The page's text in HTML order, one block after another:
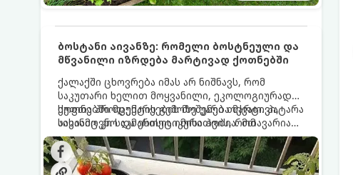
ბოსტანი აივანზე: რომელი ბოსტნეული და
მწვანილი იზრდება მარტივად ქოთნებში
ქალაქში ცხოვრება იმას არ ნიშნავს, რომ
საკუთარი ხელით მოყვანილი, ეკოლოგიურად
სუფთა პროდუქტის გემოზე უარი თქვათ. პატარა
აივანიც კი საკმარისია იმისათვის, რომ
მოიწყოთ მინი-ბოსტანი, საიდანაც
ყოველდღიურად ახალ, არომატულ მწვანილსა
და ბოსტნეულს მოკრეფთ.
ქოთნებში მცენარეების მოშენება მარტივი,
სასიამოვნო და ესთეტიკური ჰობია. მთავარია
იცოდეთ, რომელი კულტურები ეგუებიან
ქოთნის პირობებს ყველაზე კარგად და როგორ
მოუაროთ მათ სწორად.